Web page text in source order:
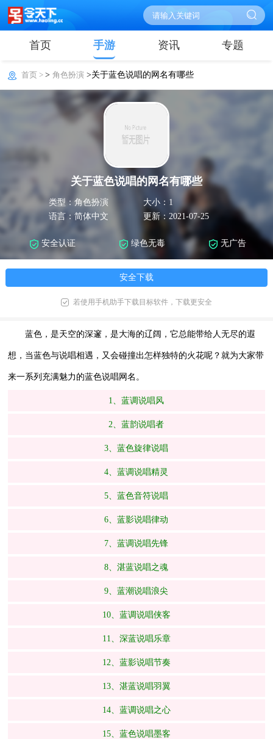
首页 手游 资讯 专题
首页 >>角色扮演 >关于蓝色说唱的网名有哪些
关于蓝色说唱的网名有哪些
类型：角色扮演
大小：1
语言：简体中文
更新：2021-07-25
安全认证 绿色无毒 无广告
安全下载
若使用手机助手下载目标软件，下载更安全
蓝色，是天空的深邃，是大海的辽阔，它总能带给人无尽的遐
想，当蓝色与说唱相遇，又会碰撞出怎样独特的火花呢？就为大家带
来一系列充满魅力的蓝色说唱网名。
1、蓝调说唱风
2、蓝韵说唱者
3、蓝色旋律说唱
4、蓝调说唱精灵
5、蓝色音符说唱
6、蓝影说唱律动
7、蓝调说唱先锋
8、湛蓝说唱之魂
9、蓝潮说唱浪尖
10、蓝调说唱侠客
11、深蓝说唱乐章
12、蓝影说唱节奏
13、湛蓝说唱羽翼
14、蓝调说唱之心
15、蓝色说唱墨客